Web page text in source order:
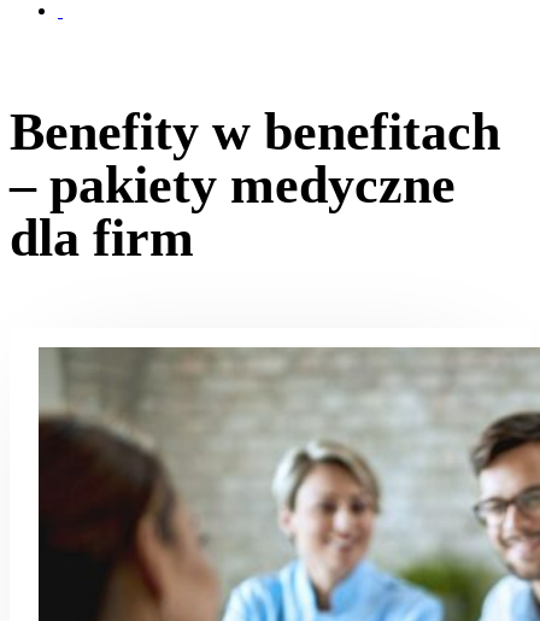
Benefity w benefitach
– pakiety medyczne
dla firm